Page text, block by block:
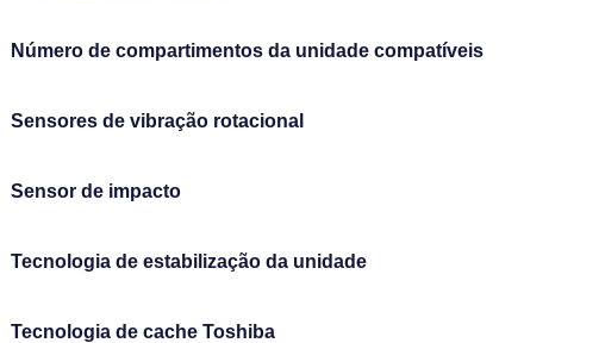
Número de compartimentos da unidade compatíveis
Sensores de vibração rotacional
Sensor de impacto
Tecnologia de estabilização da unidade
Tecnologia de cache Toshiba